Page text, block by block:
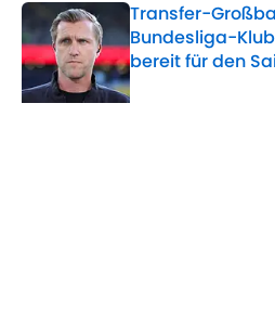
Transfer-
Bundesliga-
bereit für den
Published by on